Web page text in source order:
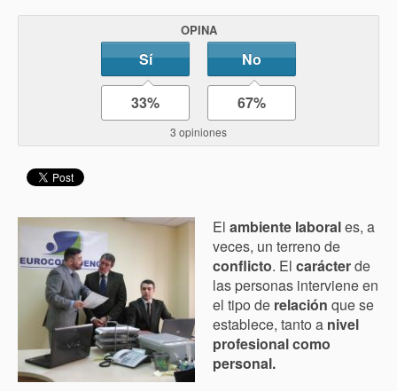
OPINA
Sí No
33% 67%
3 opiniones
El ambiente laborales, a
veces, un terreno de
conflicto. El carácterde
las personas interviene en
el tipo de relación que se
establece, tanto a nivel
profesional como
personal.